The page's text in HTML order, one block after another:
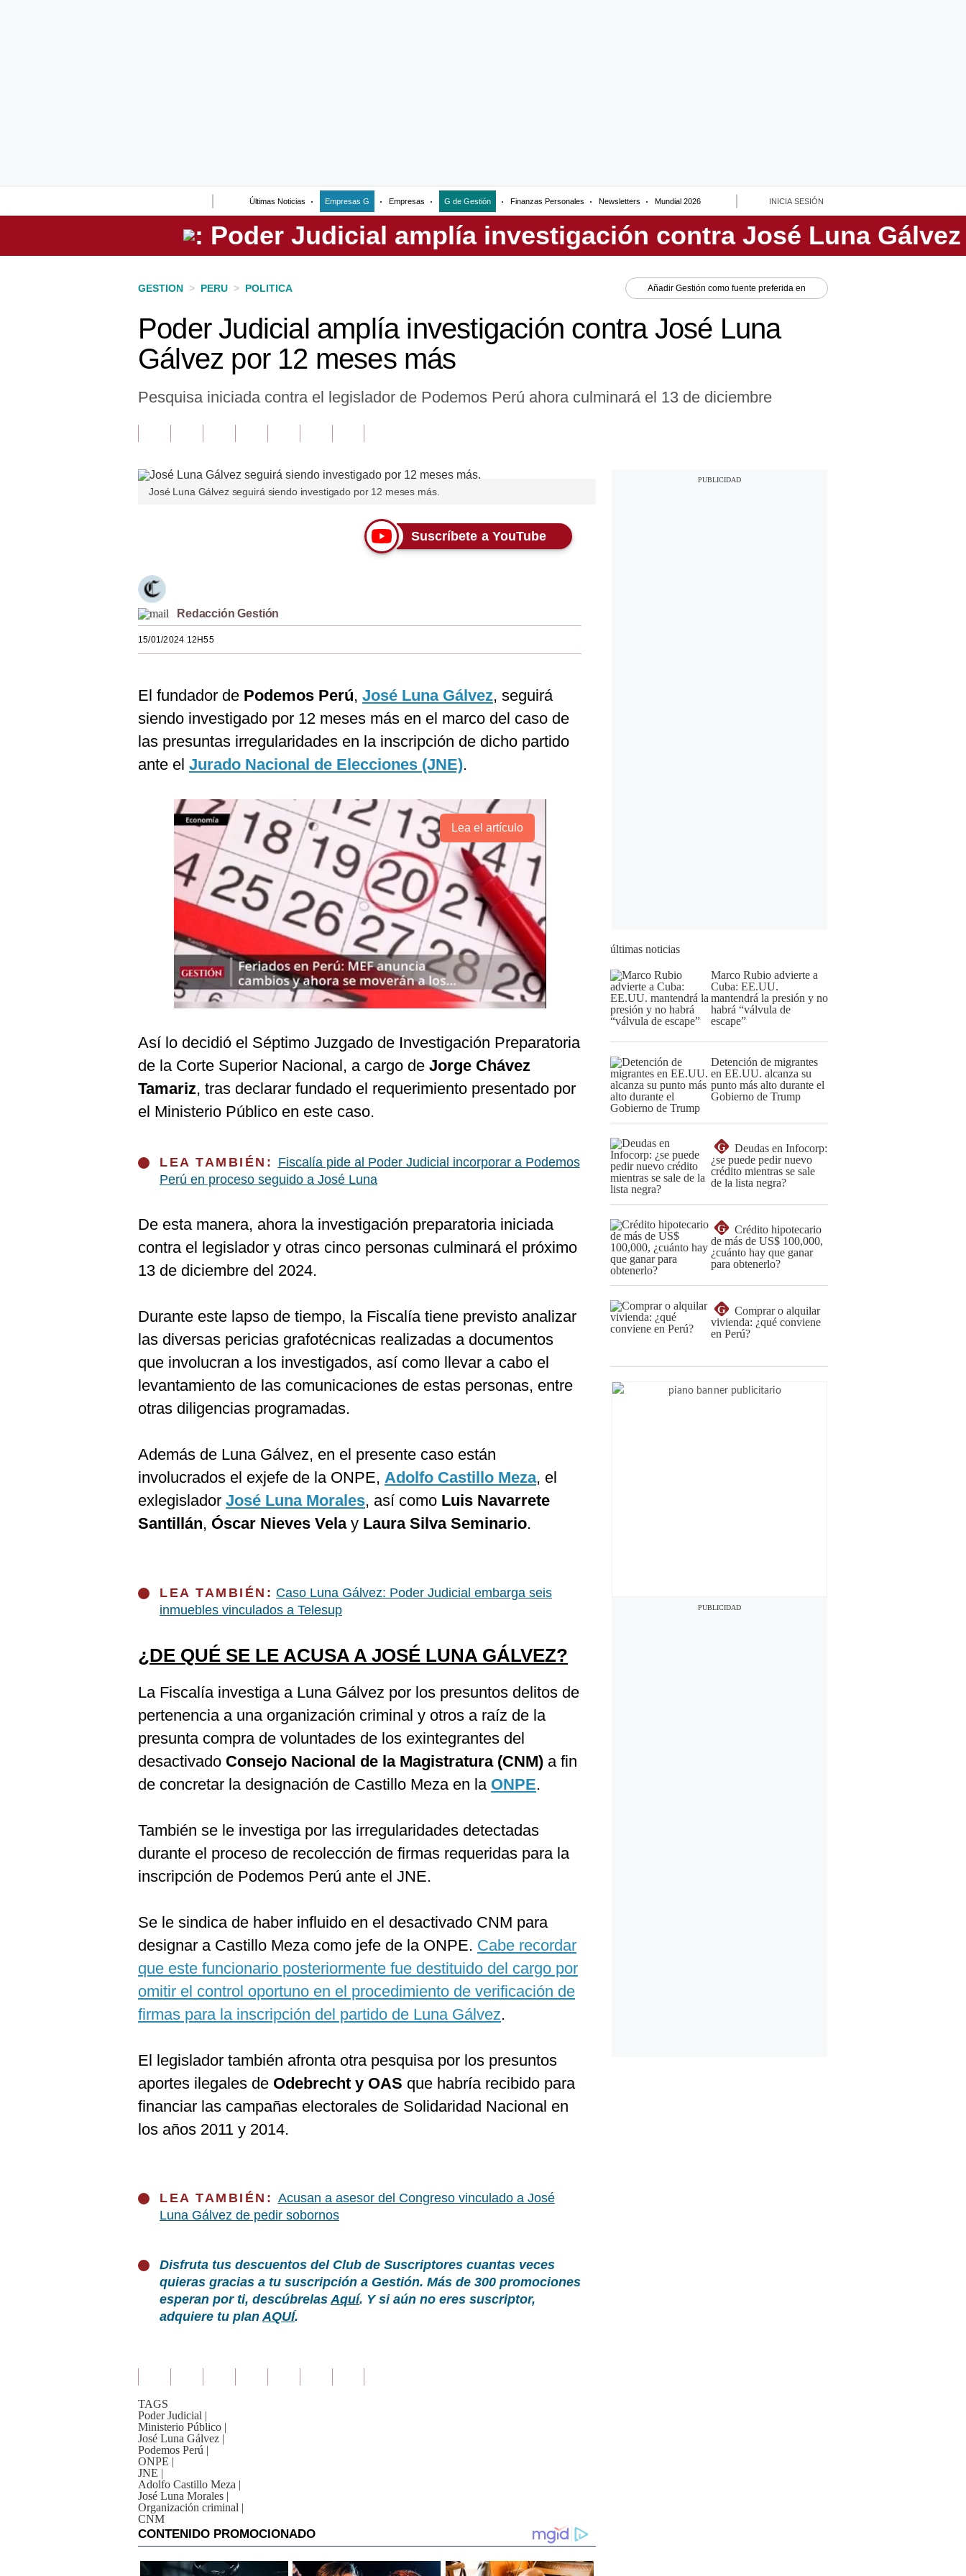
Últimas Noticias Empresas G Empresas G de Gestión Finanzas Personales Newsletters Mundial 2026 INICIA SESIÓN
Perú
GESTION > PERU > POLITICA Añadir Gestión como fuente preferida en
Poder Judicial amplía investigación contra José Luna
Gálvez por 12 meses más
Pesquisa iniciada contra el legislador de Podemos Perú ahora culminará el 13 de diciembre
José Luna Gálvez seguirá siendo investigado por 12 meses más.
Suscríbete a YouTube
Redacción Gestión
15/01/2024 12H55
El fundador de Podemos Perú, José Luna Gálvez, seguirá
siendo investigado por 12 meses más en el marco del caso de
las presuntas irregularidades en la inscripción de dicho partido
ante el Jurado Nacional de Elecciones (JNE).
Lea el artículo
Así lo decidió el Séptimo Juzgado de Investigación Preparatoria
de la Corte Superior Nacional, a cargo de Jorge Chávez
Tamariz, tras declarar fundado el requerimiento presentado por
el Ministerio Público en este caso.
LEA TAMBIÉN: Fiscalía pide al Poder Judicial incorporar a Podemos
Perú en proceso seguido a José Luna
De esta manera, ahora la investigación preparatoria iniciada
contra el legislador y otras cinco personas culminará el próximo
13 de diciembre del 2024.
Durante este lapso de tiempo, la Fiscalía tiene previsto analizar
las diversas pericias grafotécnicas realizadas a documentos
que involucran a los investigados, así como llevar a cabo el
levantamiento de las comunicaciones de estas personas, entre
otras diligencias programadas.
Además de Luna Gálvez, en el presente caso están
involucrados el exjefe de la ONPE, Adolfo Castillo Meza, el
exlegislador José Luna Morales, así como Luis Navarrete
Santillán, Óscar Nieves Velay Laura Silva Seminario.
LEA TAMBIÉN: Caso Luna Gálvez: Poder Judicial embarga seis
inmuebles vinculados a Telesup
¿DE QUÉ SE LE ACUSA A JOSÉ LUNA GÁLVEZ?
La Fiscalía investiga a Luna Gálvez por los presuntos delitos de
pertenencia a una organización criminal y otros a raíz de la
presunta compra de voluntades de los exintegrantes del
desactivado Consejo Nacional de la Magistratura (CNM) a fin
de concretar la designación de Castillo Meza en la ONPE.
También se le investiga por las irregularidades detectadas
durante el proceso de recolección de firmas requeridas para la
inscripción de Podemos Perú ante el JNE.
Se le sindica de haber influido en el desactivado CNM para
designar a Castillo Meza como jefe de la ONPE. Cabe recordar
que este funcionario posteriormente fue destituido del cargo por
omitir el control oportuno en el procedimiento de verificación de
firmas para la inscripción del partido de Luna Gálvez.
El legislador también afronta otra pesquisa por los presuntos
aportes ilegales de Odebrecht y OAS que habría recibido para
financiar las campañas electorales de Solidaridad Nacional en
los años 2011 y 2014.
LEA TAMBIÉN: Acusan a asesor del Congreso vinculado a José
Luna Gálvez de pedir sobornos
Disfruta tus descuentos del Club de Suscriptores cuantas veces
quieras gracias a tu suscripción a Gestión. Más de 300 promociones
esperan por ti, descúbrelasAquí. Y si aún no eres suscriptor,
adquiere tu planAQUÍ.
TAGS
Poder Judicial |
Ministerio Público |
José Luna Gálvez |
Podemos Perú |
ONPE |
JNE |
Adolfo Castillo Meza |
José Luna Morales |
Organización criminal |
CNM
últimas noticias
Marco Rubio advierte a
Cuba: EE.UU.
mantendrá la presión y no
habrá “válvula de
escape”
Detención de migrantes
en EE.UU. alcanza su
punto más alto durante el
Gobierno de Trump
G
Deudas en Infocorp:
¿se puede pedir nuevo
crédito mientras se sale
de la lista negra?
G
Crédito hipotecario
de más de US$ 100,000,
¿cuánto hay que ganar
para obtenerlo?
G
Comprar o alquilar
vivienda: ¿qué conviene
en Perú?